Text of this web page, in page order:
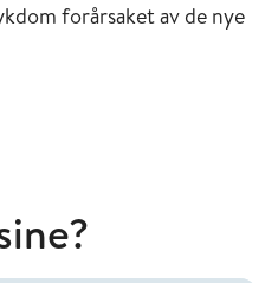
forårsaket av de nye